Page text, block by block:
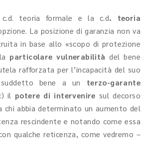
teoria formale e la c.d. teoria
La posizione di garanzia non va
in base allo «scopo di protezione
particolare vulnerabilità del bene
rafforzata per l’incapacità del suo
bene a un terzo-garante
il potere di intervenire sul decorso
chi abbia determinato un aumento del
rescindente e notando come essa
qualche reticenza, come vedremo –